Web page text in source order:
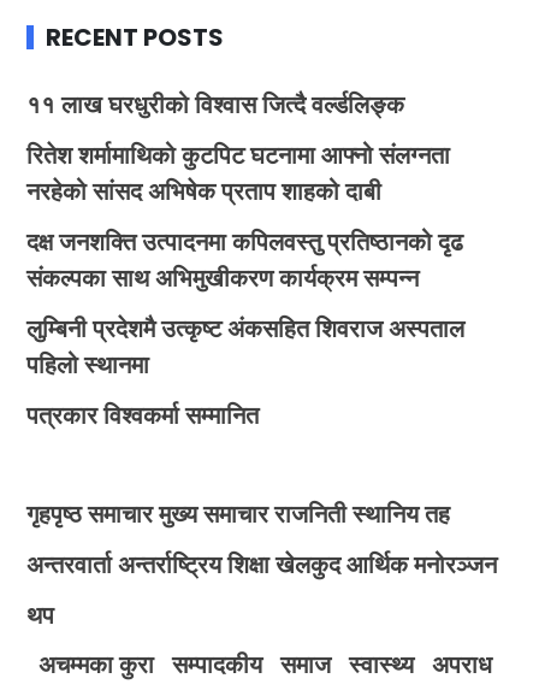
RECENT POSTS
११ लाख घरधुरीको विश्वास जित्दै वर्ल्डलिङ्क
रितेश शर्मामाथिको कुटपिट घटनामा आफ्नो संलग्नता
नरहेको सांसद अभिषेक प्रताप शाहको दाबी
दक्ष जनशक्ति उत्पादनमा कपिलवस्तु प्रतिष्ठानको दृढ
संकल्पका साथ अभिमुखीकरण कार्यक्रम सम्पन्न
लुम्बिनी प्रदेशमै उत्कृष्ट अंकसहित शिवराज अस्पताल
पहिलो स्थानमा
पत्रकार विश्वकर्मा सम्मानित
गृहपृष्ठ समाचार मुख्य समाचार राजनिती स्थानिय तह
अन्तरवार्ता अन्तर्राष्ट्रिय शिक्षा खेलकुद आर्थिक मनोरञ्जन
थप
अचम्मका कुरा
सम्पादकीय समाज स्वास्थ्य
अपराध